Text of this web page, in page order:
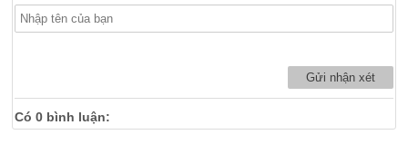
Có0 bình luận: